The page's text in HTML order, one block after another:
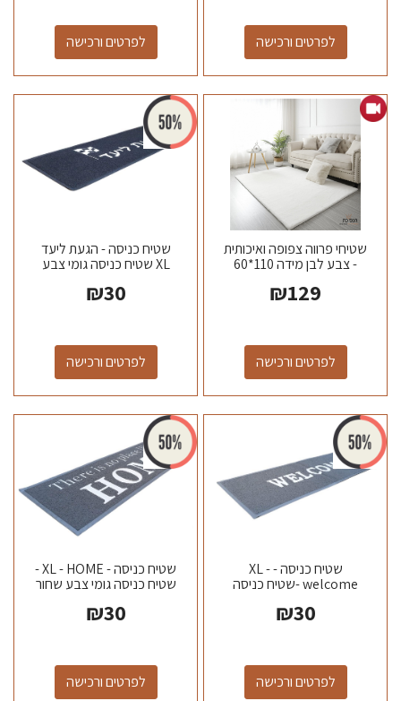
לפרטים ורכישה לפרטים ורכישה
שטיחי פרווה צפופה ואיכותית
- צבע לבן מידה 110*60
₪129
לפרטים ורכישה
שטיח כניסה - הגעת ליעד
XL שטיח כניסה גומי צבע
₪30
לפרטים ורכישה
שטיח כניסה - XL -
welcome -שטיח כניסה
120*40...
₪30
לפרטים ורכישה
שטיח כניסה - XL - HOME -
שטיח כניסה גומי צבע שחור
תוצרת...
₪30
לפרטים ורכישה